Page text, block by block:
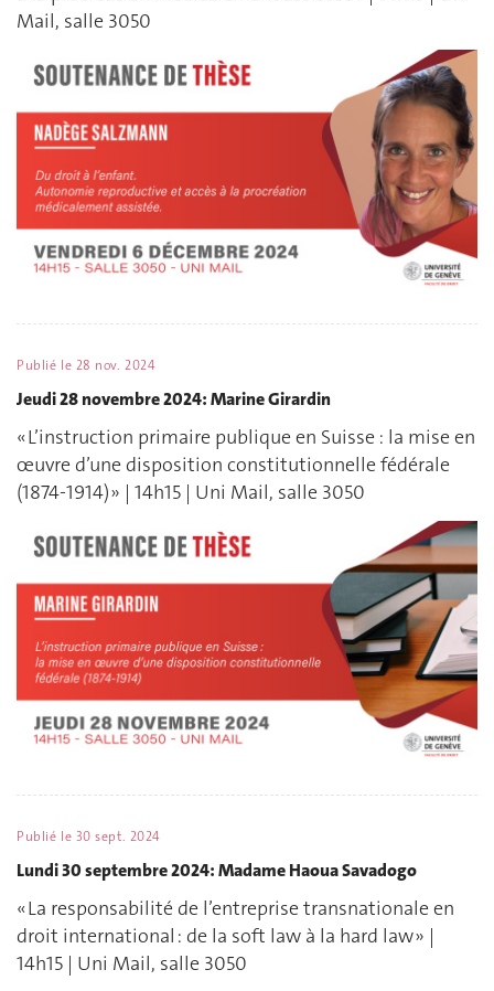
Mail, salle 3050
Publié le 28 nov. 2024
Jeudi 28 novembre 2024: Marine Girardin
« L’instruction primaire publique en Suisse : la mise en
œuvre d’une disposition constitutionnelle fédérale
(1874-1914) » | 14h15 | Uni Mail, salle 3050
Publié le 30 sept. 2024
Lundi 30 septembre 2024: Madame Haoua Savadogo
« La responsabilité de l’entreprise transnationale en
droit international : de la soft law à la hard law » |
14h15 | Uni Mail, salle 3050